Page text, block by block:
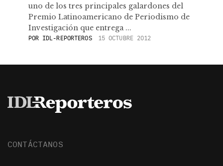
uno de los tres principales galardones del
Premio Latinoamericano de Periodismo de
Investigación que entrega ...
POR IDL-REPORTEROS 15 OCTUBRE 2012
CONTÁCTANOS